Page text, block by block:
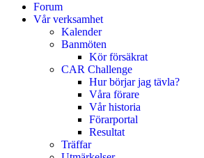
Forum
Vår verksamhet
Kalender
Banmöten
Kör försäkrat
CAR Challenge
Hur börjar jag tävla?
Våra förare
Vår historia
Förarportal
Resultat
Träffar